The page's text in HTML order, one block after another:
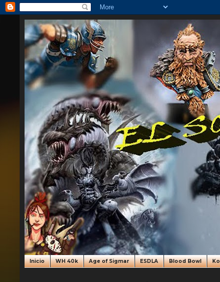
Inicio WH 40k Age of Sigmar ESDLA Blood Bowl